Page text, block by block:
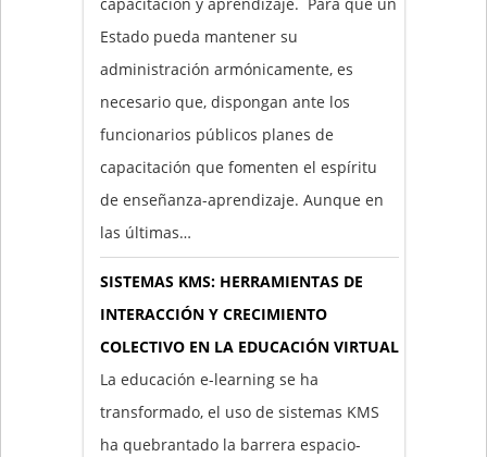
capacitación y aprendizaje. Para que un
Estado pueda mantener su
administración armónicamente, es
necesario que, dispongan ante los
funcionarios públicos planes de
capacitación que fomenten el espíritu
de enseñanza-aprendizaje. Aunque en
las últimas…
SISTEMAS KMS: HERRAMIENTAS DE
INTERACCIÓN Y CRECIMIENTO
COLECTIVO EN LA EDUCACIÓN VIRTUAL
La educación e-learning se ha
transformado, el uso de sistemas KMS
ha quebrantado la barrera espacio-